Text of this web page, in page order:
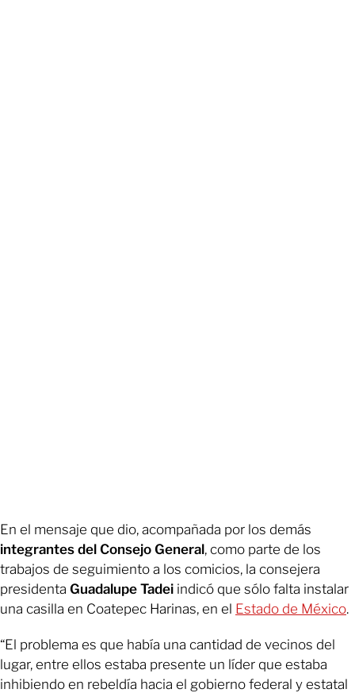
En el mensaje que dio, acompañada por los demás
integrantes del Consejo General, como parte de los
trabajos de seguimiento a los comicios, la consejera
presidenta Guadalupe Tadei indicó que sólo falta instalar
una casilla en Coatepec Harinas, en el Estado de México.
“El problema es que había una cantidad de vecinos del
lugar, entre ellos estaba presente un líder que estaba
inhibiendo en rebeldía hacia el gobierno federal y estatal